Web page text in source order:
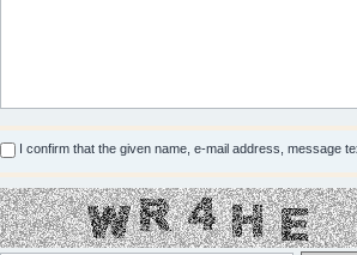
I confirm that the given name, e-mail address, message